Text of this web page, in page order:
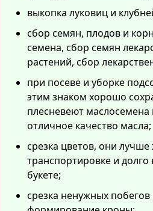
выкопка луковиц и
сбор семян, плодов и
семена, сбор семян
растений, сбор
при посеве и уборке
этим знаком хорошо
плесневеют маслосемена
отличное качество масла;
срезка цветов, они лучше
транспортировке и долго
букете;
срезка ненужных побегов